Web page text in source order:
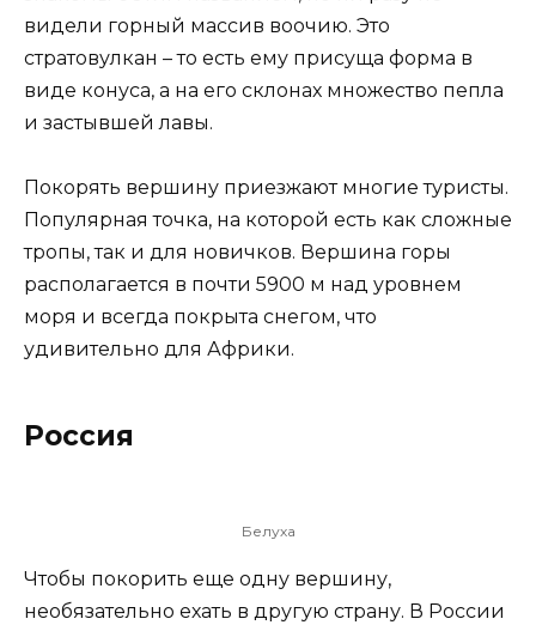
видели горный массив воочию. Это
стратовулкан – то есть ему присуща форма в
виде конуса, а на его склонах множество пепла
и застывшей лавы.
Покорять вершину приезжают многие туристы.
Популярная точка, на которой есть как сложные
тропы, так и для новичков. Вершина горы
располагается в почти 5900 м над уровнем
моря и всегда покрыта снегом, что
удивительно для Африки.
Россия
Белуха
Чтобы покорить еще одну вершину,
необязательно ехать в другую страну. В России